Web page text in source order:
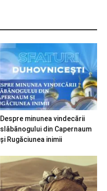
Despre minunea vindecării
slăbănogului din Capernaum
și Rugăciunea inimii